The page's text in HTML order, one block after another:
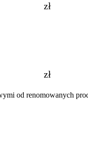
zł
zł
od renomowanych